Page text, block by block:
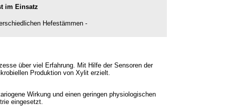
im Einsatz
Hefestämmen -
über viel Erfahrung. Mit Hilfe der Sensoren der
Produktion von Xyliterzielt.
Wirkung und einen geringen physiologischen
eingesetzt.